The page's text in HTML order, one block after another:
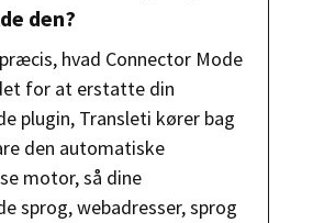
den?
hvad Connector Mode
for at erstatte din
plugin, Transleti kører bag
den automatiske
motor, så dine
sprog, webadresser, sprog